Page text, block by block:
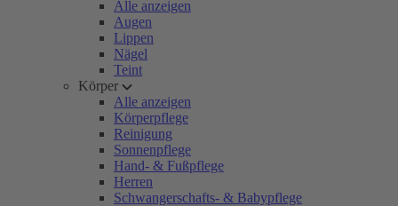
Alle anzeigen
Augen
Lippen
Nägel
Teint
Körper
Alle anzeigen
Körperpflege
Reinigung
Sonnenpflege
Hand- & Fußpflege
Herren
Schwangerschafts- & Babypflege